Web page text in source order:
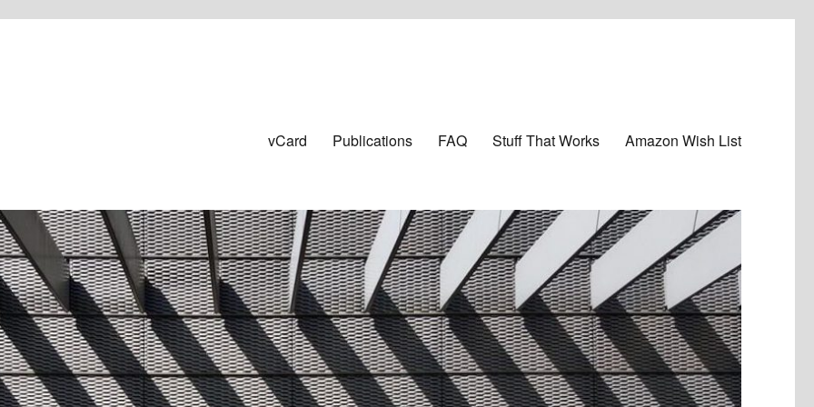
vCard Publications FAQ Stuff That Works Amazon Wish List